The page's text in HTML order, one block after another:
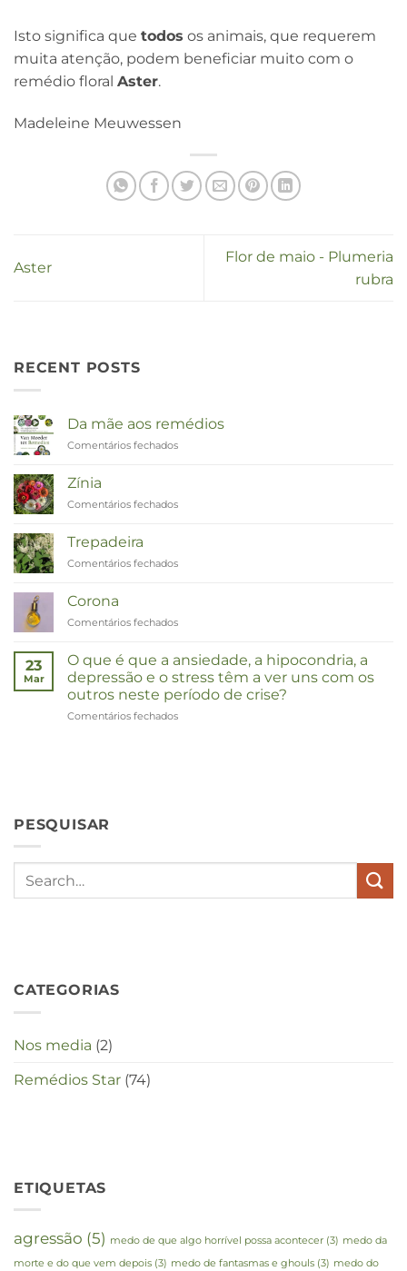
Isto significa que todos os animais, que requerem
muita atenção, podem beneficiar muito com o
remédio floral Aster.
Madeleine Meuwessen
Aster
Flor de maio - Plumeria
rubra
RECENT POSTS
Da mãe aos remédios
Comentários fechados
Zínia
Comentários fechados
Trepadeira
Comentários fechados
Corona
Comentários fechados
23
Mar
O que é que a ansiedade, a hipocondria, a
depressão e o stress têm a ver uns com os
outros neste período de crise?
Comentários fechados
in
PESQUISAR
CATEGORIAS
Nos media (2)
Remédios Star (74)
ETIQUETAS
agressão (5) medo de que algo horrível possa acontecer (3) medo da
morte e do que vem depois (3) medo de fantasmas e ghouls (3) medo do